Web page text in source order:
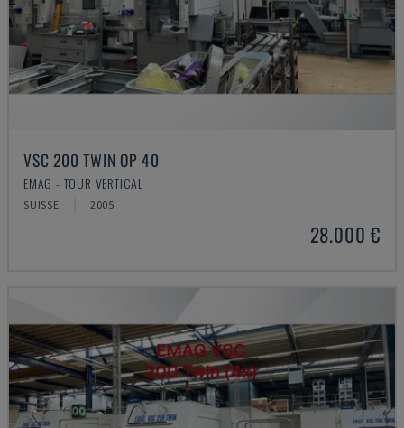
VSC 200 TWIN OP 40
EMAG - TOUR VERTICAL
SUISSE 2005
28.000 €